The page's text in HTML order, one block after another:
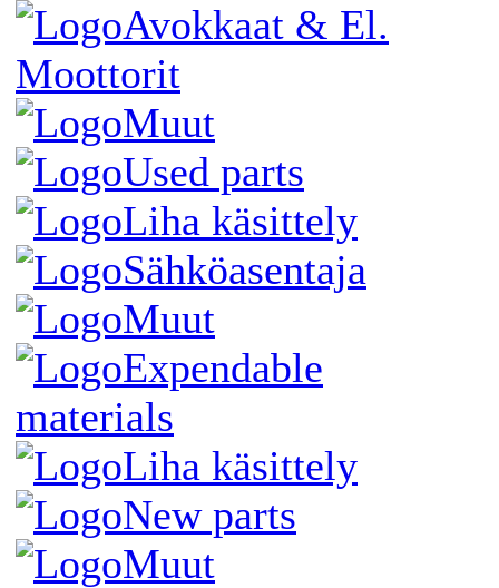
Avokkaat & El.
Moottorit
Muut
Used parts
Liha käsittely
Sähköasentaja
Muut
Expendable
materials
Liha käsittely
New parts
Muut